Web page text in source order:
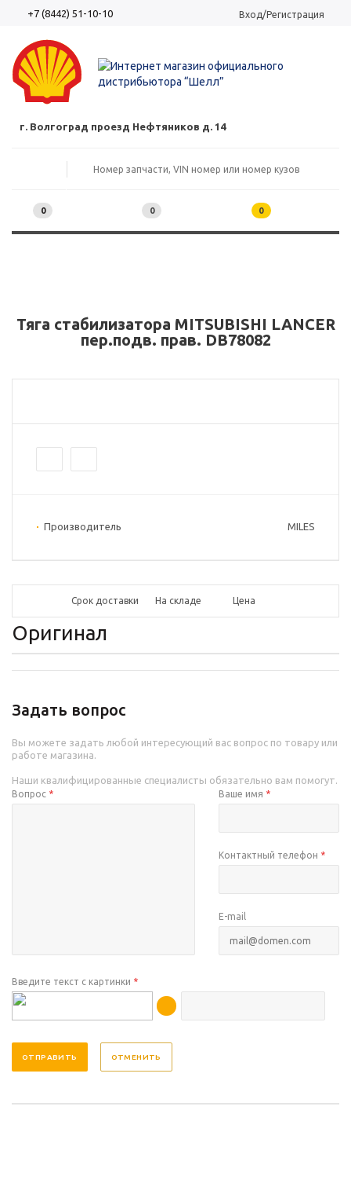
+7 (8442) 51-10-10 Вход/Регистрация
г. Волгоград проезд Нефтяников д. 14
0 0 0
Тяга стабилизатора MITSUBISHI LANCER
пер.подв. прав. DB78082
Производитель MILES
Срок доставки На складе Цена
Оригинал
Задать вопрос
Вы можете задать любой интересующий вас вопрос по товару или
работе магазина.
Наши квалифицированные специалисты обязательно вам помогут.
Вопрос * Ваше имя *
Контактный телефон *
E-mail
Введите текст с картинки *
ОТМЕНИТЬ